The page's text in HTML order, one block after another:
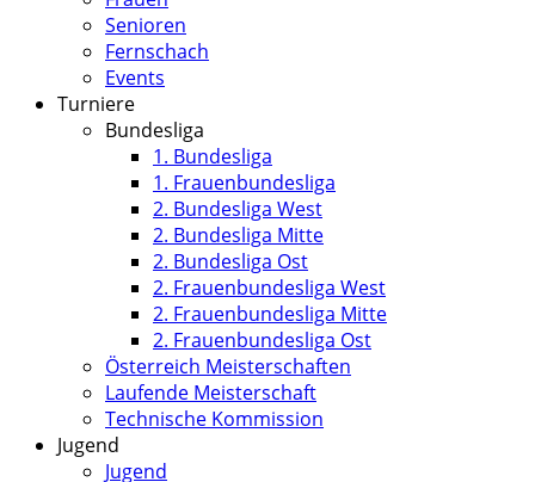
Senioren
Fernschach
Events
Turniere
Bundesliga
1. Bundesliga
1. Frauenbundesliga
2. Bundesliga West
2. Bundesliga Mitte
2. Bundesliga Ost
2. Frauenbundesliga West
2. Frauenbundesliga Mitte
2. Frauenbundesliga Ost
Österreich Meisterschaften
Laufende Meisterschaft
Technische Kommission
Jugend
Jugend